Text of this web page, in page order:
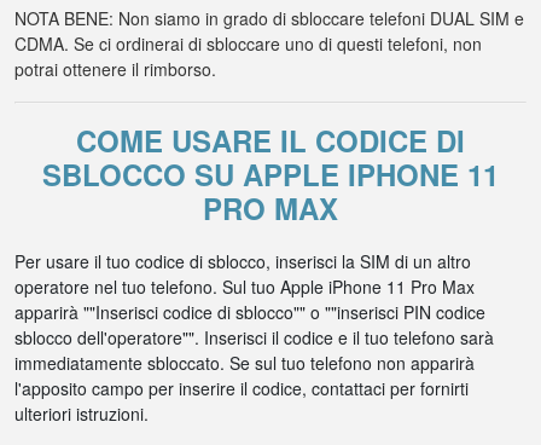
NOTA BENE: Non siamo in grado di sbloccare telefoni DUAL SIM e
CDMA. Se ci ordinerai di sbloccare uno di questi telefoni, non
potrai ottenere il rimborso.
COME USARE IL CODICE DI
SBLOCCO SU APPLE IPHONE 11
PRO MAX
Per usare il tuo codice di sblocco, inserisci la SIM di un altro
operatore nel tuo telefono. Sul tuo Apple iPhone 11 Pro Max
apparirà ""Inserisci codice di sblocco"" o ""inserisci PIN codice
sblocco dell'operatore"". Inserisci il codice e il tuo telefono sarà
immediatamente sbloccato. Se sul tuo telefono non apparirà
l'apposito campo per inserire il codice, contattaci per fornirti
ulteriori istruzioni.